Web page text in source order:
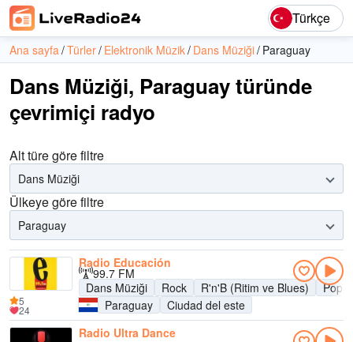
Türkçe
Ana sayfa Türler Elektronik Müzik Dans Müziği Paraguay
Dans Müziği, Paraguay türünde
çevrimiçi radyo
Alt türe göre filtre
Dans Müziği
Ülkeye göre filtre
Paraguay
Radio Educación
99.7 FM
Dans Müziği
Rock R'n'B (Ritim ve Blues)
Pop
Paraguay
Ciudad del este
5
24
Radio Ultra Dance